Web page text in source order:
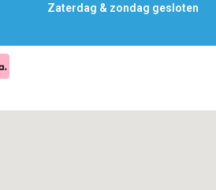
Zaterdag & zondag gesloten